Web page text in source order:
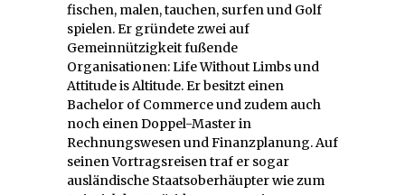
fischen, malen, tauchen, surfen und Golf
spielen. Er gründete zwei auf
Gemeinnützigkeit fußende
Organisationen: Life Without Limbs und
Attitude is Altitude. Er besitzt einen
Bachelor of Commerce und zudem auch
noch einen Doppel-Master in
Rechnungswesen und Finanzplanung. Auf
seinen Vortragsreisen traf er sogar
ausländische Staatsoberhäupter wie zum